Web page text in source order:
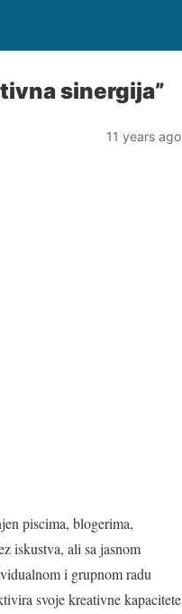
sinergija”
11 years ago
piscima, blogerima,
iskustva, ali sa jasnom
i grupnom radu
svoje kreativne kapacitete